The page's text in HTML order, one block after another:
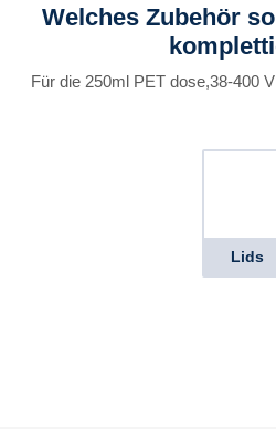
Welches Zubehör
Für die 250ml PET dose,38-400
Lids